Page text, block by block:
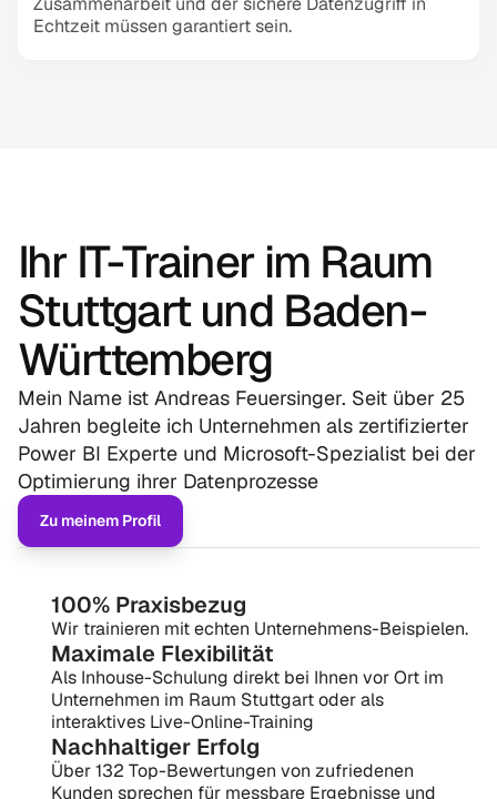
Echtzeit müssen garantiert sein.
Ihr IT-Trainer im Raum
Stuttgart und Baden-
Württemberg
Mein Name ist Andreas Feuersinger. Seit über 25
Jahren begleite ich Unternehmen als zertifizierter
Power BI Experte und Microsoft-Spezialist bei der
Optimierung ihrer Datenprozesse
Zu meinem Profil
100% Praxisbezug
Wir trainieren mit echten Unternehmens-Beispielen.
Maximale Flexibilität
Als Inhouse-Schulung direkt bei Ihnen vor Ort im
Unternehmen im Raum Stuttgart oder als
interaktives Live-Online-Training
Nachhaltiger Erfolg
Über 132 Top-Bewertungen von zufriedenen
Kunden sprechen für messbare Ergebnisse und